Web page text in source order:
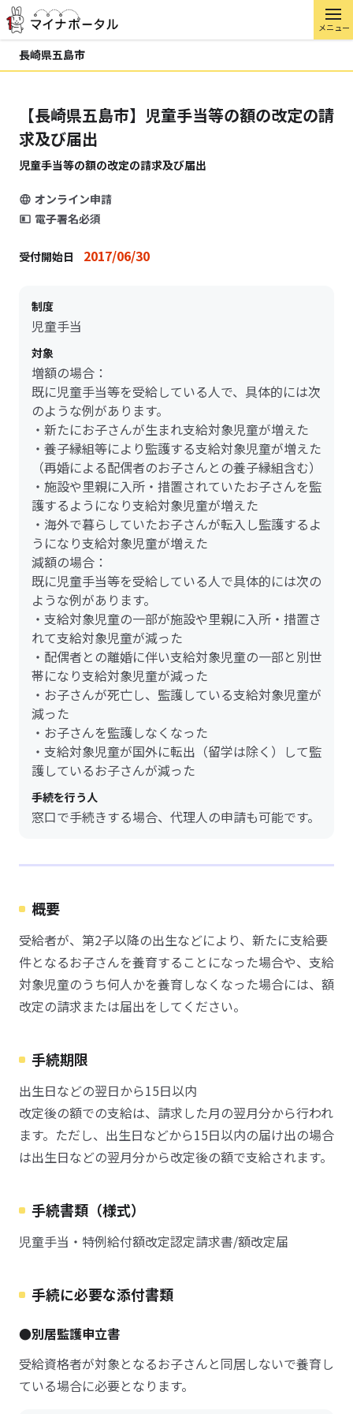
メニュー
長崎県五島市
【長崎県五島市】児童手当等の額の改定の請
求及び届出
児童手当等の額の改定の請求及び届出
オンライン申請
電子署名必須
受付開始日 2017/06/30
制度
児童手当
対象
増額の場合：
既に児童手当等を受給している人で、具体的には次
のような例があります。
・新たにお子さんが生まれ支給対象児童が増えた
・養子縁組等により監護する支給対象児童が増えた
（再婚による配偶者のお子さんとの養子縁組含む）
・施設や里親に入所・措置されていたお子さんを監
護するようになり支給対象児童が増えた
・海外で暮らしていたお子さんが転入し監護するよ
うになり支給対象児童が増えた
減額の場合：
既に児童手当等を受給している人で具体的には次の
ような例があります。
・支給対象児童の一部が施設や里親に入所・措置さ
れて支給対象児童が減った
・配偶者との離婚に伴い支給対象児童の一部と別世
帯になり支給対象児童が減った
・お子さんが死亡し、監護している支給対象児童が
減った
・お子さんを監護しなくなった
・支給対象児童が国外に転出（留学は除く）して監
護しているお子さんが減った
手続を行う人
窓口で手続きする場合、代理人の申請も可能です。
概要
受給者が、第2子以降の出生などにより、新たに支給要
件となるお子さんを養育することになった場合や、支給
対象児童のうち何人かを養育しなくなった場合には、額
改定の請求または届出をしてください。
手続期限
出生日などの翌日から15日以内
改定後の額での支給は、請求した月の翌月分から行われ
ます。ただし、出生日などから15日以内の届け出の場合
は出生日などの翌月分から改定後の額で支給されます。
手続書類（様式）
児童手当・特例給付額改定認定請求書/額改定届
手続に必要な添付書類
●別居監護申立書
受給資格者が対象となるお子さんと同居しないで養育し
ている場合に必要となります。